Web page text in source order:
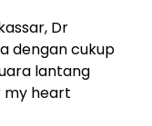
Dr
dengan cukup
lantang
my heart